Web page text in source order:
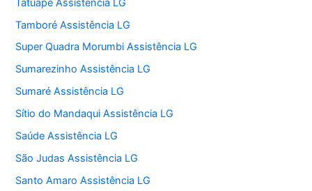
Tamboré Assistência LG
Super Quadra Morumbi Assistência LG
Sumarezinho Assistência LG
Sumaré Assistência LG
Sítio do Mandaqui Assistência LG
Saúde Assistência LG
São Judas Assistência LG
Santo Amaro Assistência LG